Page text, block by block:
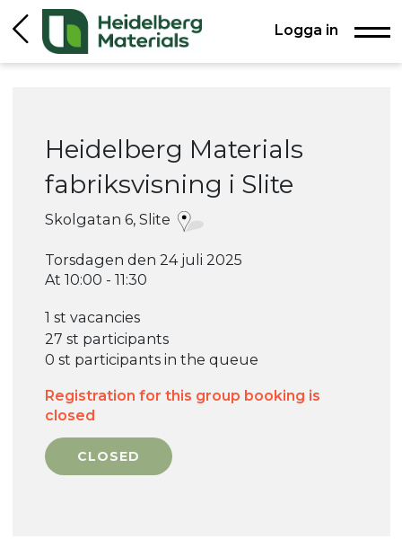
Logga in
Heidelberg Materials
fabriksvisning i Slite
Skolgatan 6, Slite
Torsdagen den 24 juli 2025
At 10:00 - 11:30
1 st vacancies
27 st participants
0 st participants in the queue
Registration for this group booking is
closed